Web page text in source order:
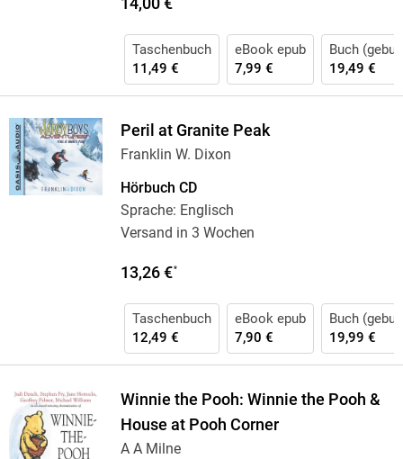
Taschenbuch
11,49 €
eBook epub
7,99 €
Buch
19,49 €
Peril at Granite Peak
Franklin W. Dixon
Hörbuch CD
Sprache: Englisch
Versand in 3 Wochen
13,26 €*
Taschenbuch
12,49 €
eBook epub
7,90 €
Buch
19,99 €
Winnie the Pooh: Winnie the Pooh &
House at Pooh Corner
A A Milne